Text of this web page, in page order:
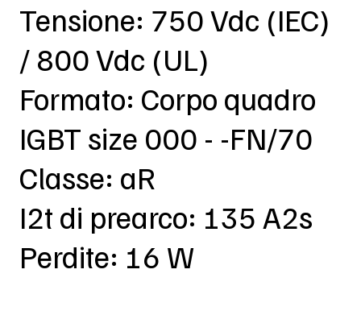
Tensione: 750 Vdc (IEC)
/ 800 Vdc (UL)
Formato: Corpo quadro
IGBT size 000 - -FN/70
Classe: aR
I2t di prearco: 135 A2s
Perdite: 16 W